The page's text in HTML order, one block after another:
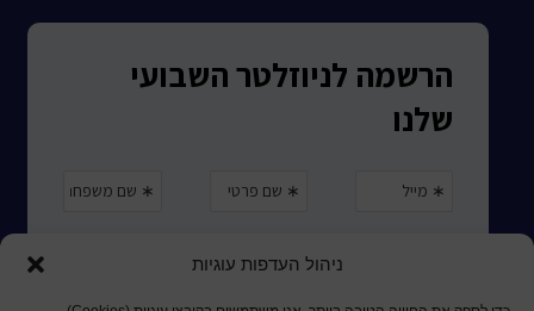
ניהול העדפות עוגיות